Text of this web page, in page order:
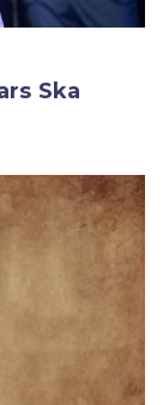
Ska